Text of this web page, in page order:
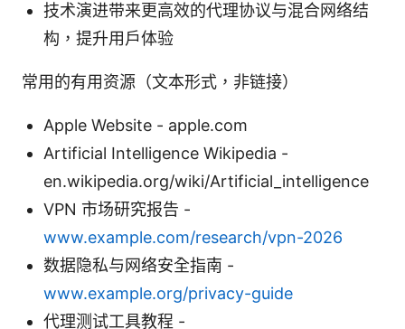
技术演进带来更高效的代理协议与混合网络结
构，提升用户体验
常用的有用资源（文本形式，非链接）
Apple Website - apple.com
Artificial Intelligence Wikipedia -
en.wikipedia.org/wiki/Artificial_intelligence
VPN 市场研究报告 -
www.example.com/research/vpn-2026
数据隐私与网络安全指南 -
www.example.org/privacy-guide
代理测试工具教程 -